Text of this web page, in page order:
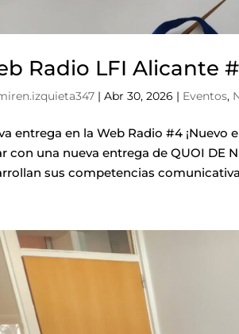
Radio LFI Alicante
|Abr 30, 2026 | Eventos,
entrega en la Web Radio #4 ¡Nuevo
con una nueva entrega de QUOI DE
sus competencias